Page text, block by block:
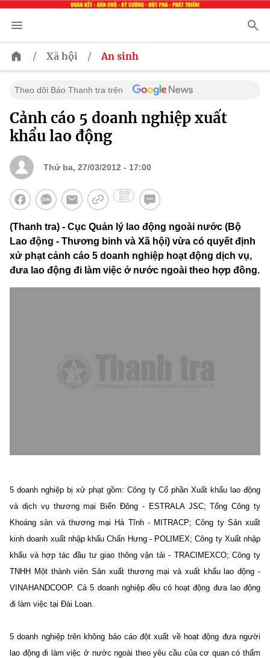
/ Xã hội / An sinh
Theo dõi Báo Thanh tra trên
Cảnh cáo 5 doanh nghiệp xuất
khẩu lao động
Thứ ba, 27/03/2012 - 17:00
(Thanh tra) - Cục Quản lý lao động ngoài nước (Bộ
Lao động - Thương binh và Xã hội) vừa có quyết định
xử phạt cảnh cáo 5 doanh nghiệp hoạt động dịch vụ,
đưa lao động đi làm việc ở nước ngoài theo hợp đồng.
5 doanh nghiệp bị xử phạt gồm: Công ty Cổ phần Xuất khẩu lao động
và dịch vụ thương mại Biển Đông - ESTRALA JSC; Tổng Công ty
Khoáng sản và thương mại Hà Tĩnh - MITRACP; Công ty Sản xuất
kinh doanh xuất nhập khẩu Chấn Hưng - POLIMEX; Công ty Xuất nhập
khẩu và hợp tác đầu tư giao thông vận tải - TRACIMEXCO; Công ty
TNHH Một thành viên Sản xuất thương mại và xuất khẩu lao động -
VINAHANDCOOP. Cả 5 doanh nghiệp đều có hoạt động đưa lao động
đi làm việc tại Đài Loan.
5 doanh nghiệp trên không báo cáo đột xuất về hoạt động đưa người
lao động đi làm việc ở nước ngoài theo yêu cầu của cơ quan có thẩm